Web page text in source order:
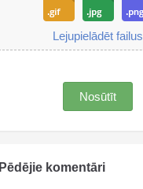
Lejupielādēt failus
Nosūtīt
Pēdējie komentāri